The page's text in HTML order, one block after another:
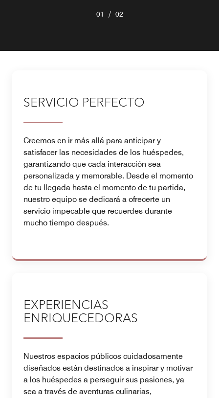
01 / 02
SERVICIO PERFECTO
Creemos en ir más allá para anticipar y
satisfacer las necesidades de los huéspedes,
garantizando que cada interacción sea
personalizada y memorable. Desde el momento
de tu llegada hasta el momento de tu partida,
nuestro equipo se dedicará a ofrecerte un
servicio impecable que recuerdes durante
mucho tiempo después.
EXPERIENCIAS
ENRIQUECEDORAS
Nuestros espacios públicos cuidadosamente
diseñados están destinados a inspirar y motivar
a los huéspedes a perseguir sus pasiones, ya
sea a través de aventuras culinarias,